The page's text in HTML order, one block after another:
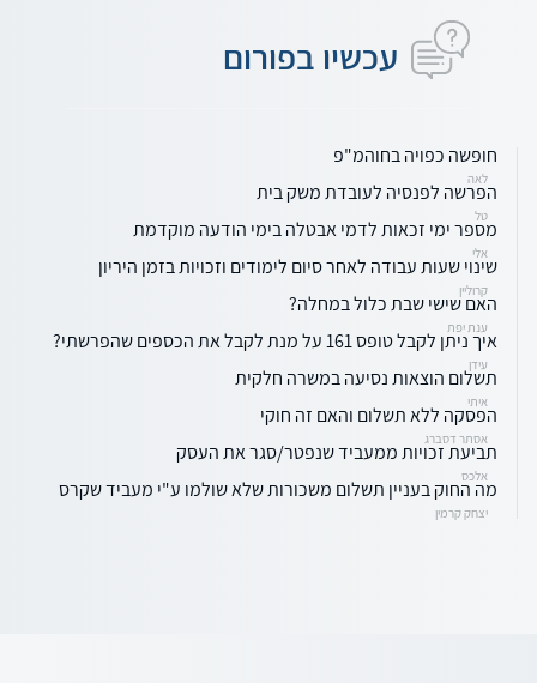
עכשיו בפורום
חופשה כפויה בחוהמ"פ
לאה
הפרשה לפנסיה לעובדת משק בית
טל
מספר ימי זכאות לדמי אבטלה בימי הודעה מוקדמת
אלי
שינוי שעות עבודה לאחר סיום לימודים וזכויות בזמן היריון
קרוליין
האם שישי שבת כלול במחלה?
ענת יפת
איך ניתן לקבל טופס 161 על מנת לקבל את הכספים שהפרשתי?
עידן
תשלום הוצאות נסיעה במשרה חלקית
איתי
הפסקה ללא תשלום והאם זה חוקי
אסתר דסברג
תביעת זכויות ממעביד שנפטר/סגר את העסק
אלכס
מה החוק בעניין תשלום משכורות שלא שולמו ע"י מעביד שקרס
יצחק קרמין